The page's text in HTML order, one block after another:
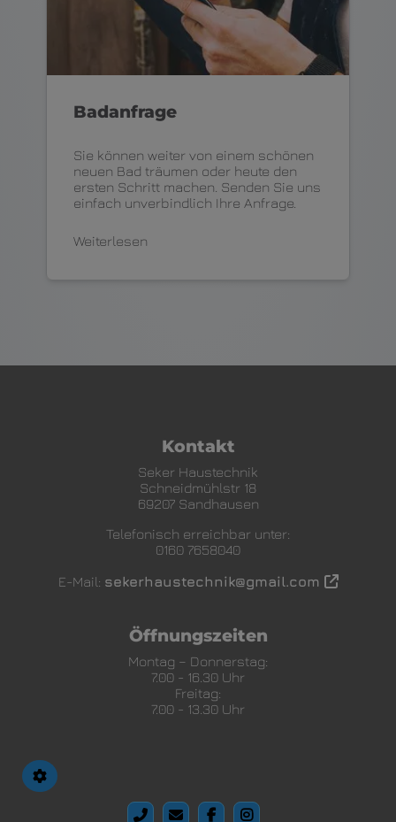
Badanfrage
Sie können weiter von einem schönen
neuen Bad träumen oder heute den
ersten Schritt machen. Senden Sie uns
einfach unverbindlich Ihre Anfrage.
Weiterlesen
Kontakt
Seker Haustechnik
Schneidmühlstr 18
69207 Sandhausen
Telefonisch erreichbar unter:
0160 7658040
E-Mail: sekerhaustechnik@gmail.com
Öffnungszeiten
Montag – Donnerstag:
7.00 - 16.30 Uhr
Freitag:
7.00 - 13.30 Uhr